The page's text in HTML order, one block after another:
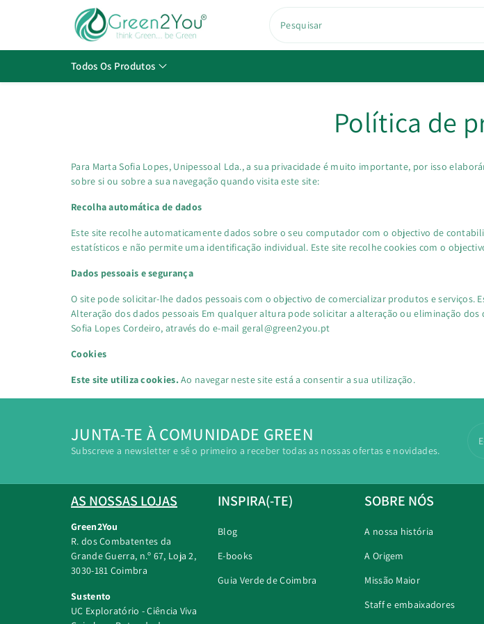
o
t
Pesquisar
Todos Os Produtos
Política de
Para Marta Sofia Lopes, Unipessoal Lda., a sua privacidade é muito importante, por isso
sobre si ou sobre a sua navegação quando visita este site:
Recolha automática de dados
Este site recolhe automaticamente dados sobre o seu computador com o objectivo de
estatísticos e não permite uma identificação individual. Este site recolhe cookies com o
Dados pessoais e segurança
O site pode solicitar-lhe dados pessoais com o objectivo de comercializar produtos e
Alteração dos dados pessoais Em qualquer altura pode solicitar a alteração ou eliminação
Sofia Lopes Cordeiro, através do e-mail geral@green2you.pt
Cookies
Este site utiliza cookies. Ao navegar neste site está a consentir a sua utilização.
JUNTA-TE À COMUNIDADE GREEN
Subscreve a newsletter e sê o primeiro a receber todas as nossas ofertas e novidades.
AS NOSSAS LOJAS
Green2You
R. dos Combatentes da
Grande Guerra, n.º 67, Loja 2,
3030-181 Coimbra
Sustento
UC Exploratório - Ciência Viva
INSPIRA(-TE)
Blog
E-books
Guia Verde de Coimbra
SOBRE NÓS
A nossa história
A Origem
Missão Maior
Staff e embaixadores